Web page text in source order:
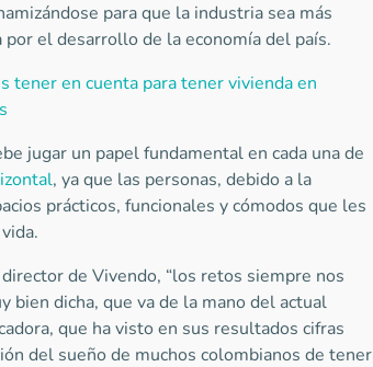
para que la industria sea más
el desarrollo de la economía del país.
tener en cuenta para tener vivienda en
jugar un papel fundamental en cada una de
, ya que las personas, debido a la
prácticos, funcionales y cómodos que les
de Vivendo, “los retos siempre nos
bien dicha, que va de la mano del actual
que ha visto en sus resultados cifras
del sueño de muchos colombianos de tener